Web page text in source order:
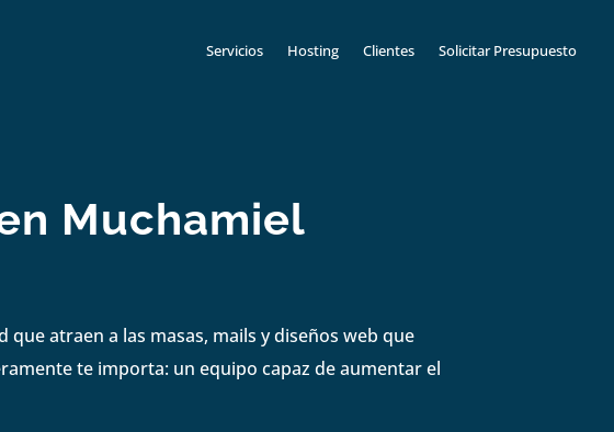
Servicios Hosting Clientes Solicitar Presupuesto
Muchamiel
que atraen a las masas, mails y diseños web que
te importa: un equipo capaz de aumentar el